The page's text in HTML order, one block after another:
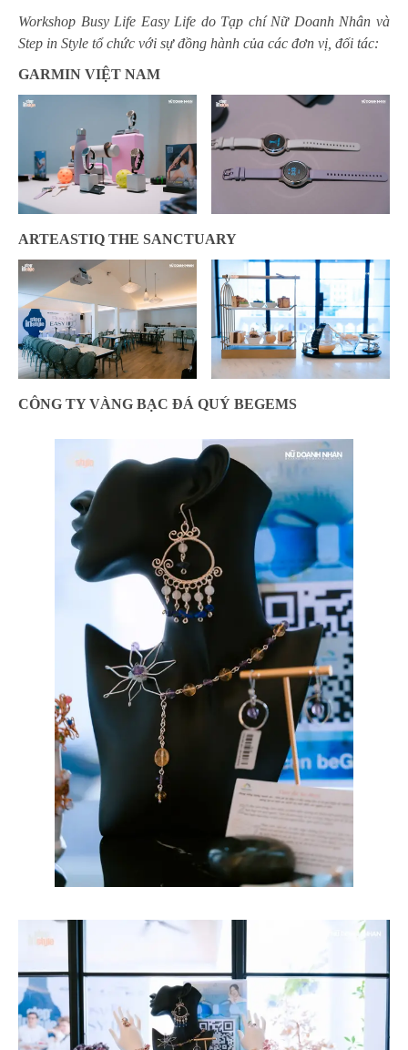
Workshop Busy Life Easy Life do Tạp chí Nữ Doanh Nhân và
Step in Style tổ chức với sự đồng hành của các đơn vị, đối tác:
GARMIN VIỆT NAM
ARTEASTIQ THE SANCTUARY
CÔNG TY VÀNG BẠC ĐÁ QUÝ BEGEMS